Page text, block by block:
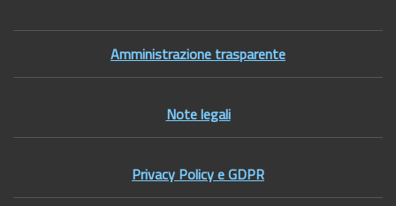
Amministrazione trasparente
Note legali
Privacy Policy e GDPR